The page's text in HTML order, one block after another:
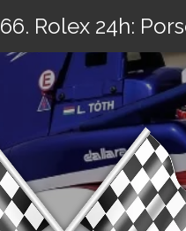
66. Rolex 24h: